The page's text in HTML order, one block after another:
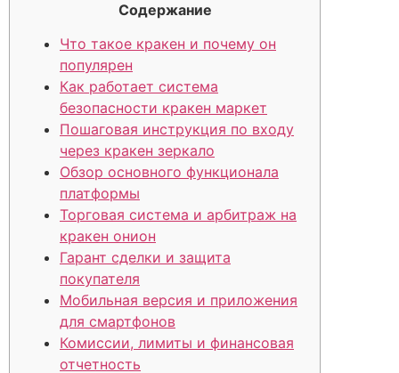
Содержание
Что такое кракен и почему он
популярен
Как работает система
безопасности кракен маркет
Пошаговая инструкция по входу
через кракен зеркало
Обзор основного функционала
платформы
Торговая система и арбитраж на
кракен онион
Гарант сделки и защита
покупателя
Мобильная версия и приложения
для смартфонов
Комиссии, лимиты и финансовая
отчетность